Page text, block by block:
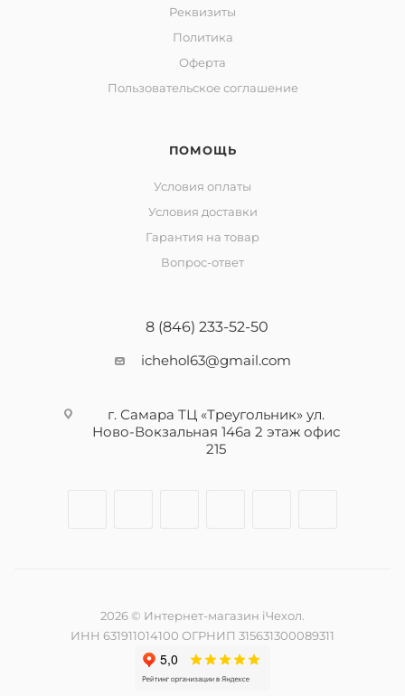
Реквизиты
Политика
Оферта
Пользовательское соглашение
ПОМОЩЬ
Условия оплаты
Условия доставки
Гарантия на товар
Вопрос-ответ
8 (846) 233-52-50
ichehol63@gmail.com
г. Самара ТЦ «Треугольник» ул.
Ново-Вокзальная 146а 2 этаж офис
215
2026 © Интернет-магазин iЧехол.
ИНН 631911014100 ОГРНИП 315631300089311